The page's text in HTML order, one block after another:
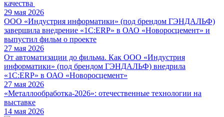
качества
29 мая 2026
ООО «Индустрия информатики» (под брендом ГЭНДАЛЬФ)
завершила внедрение «1С:ERP» в ОАО «Новоросцемент» и
выпустил фильм о проекте
27 мая 2026
От автоматизации до фильма. Как ООО «Индустрия
информатики» (под брендом ГЭНДАЛЬФ) внедрила
«1С:ERP» в ОАО «Новоросцемент»
27 мая 2026
«Металлообработка-2026»: отечественные технологии на
выставке
14 мая 2026